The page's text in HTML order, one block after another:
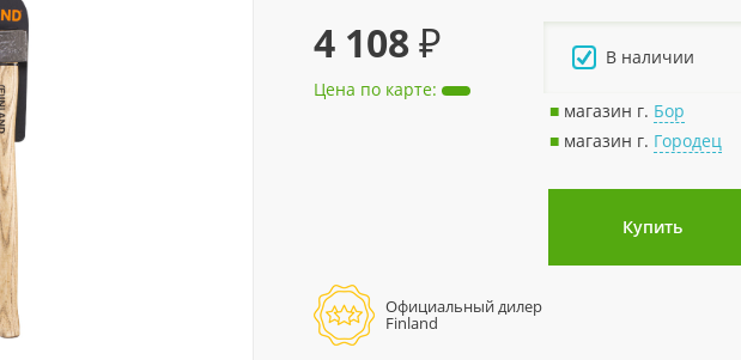
4 108 ₽
Цена по карте:
В наличии
■ магазин г. Бор
■ магазин г. Городец
Купить
Официальный дилер
Finland